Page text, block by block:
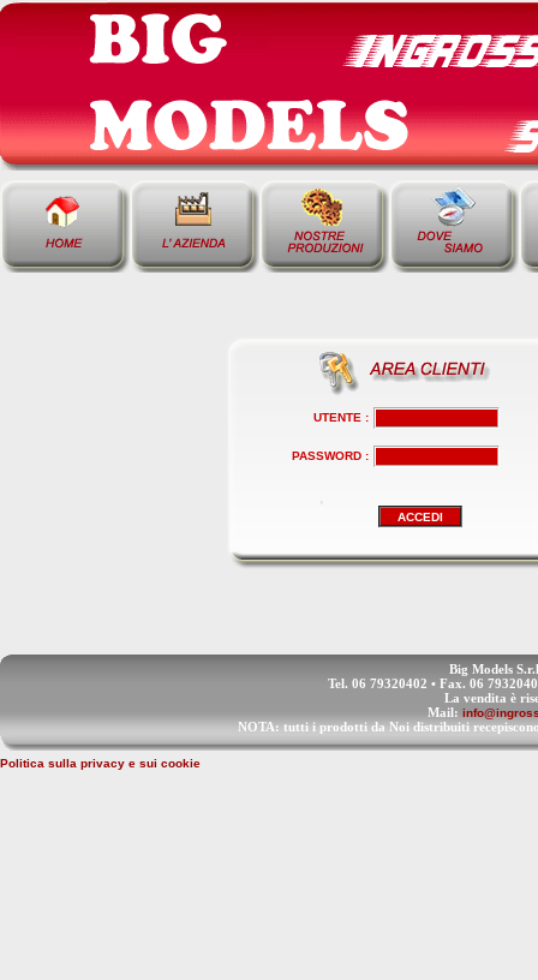
UTENTE :
PASSWORD :
Big Models
Tel. 06 79320402 • Fax. 06
La vendita è
Mail:
NOTA: tutti i prodotti da Noi distribuiti
Politica sulla privacy e sui cookie